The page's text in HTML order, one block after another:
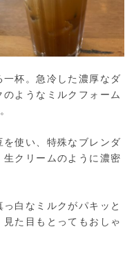
杯。急冷した濃厚なダ
ようなミルクフォーム
使い、特殊なブレンダ
クリームのように濃密
白なミルクがパキッと
た目もとってもおしゃ